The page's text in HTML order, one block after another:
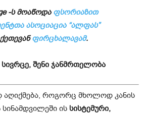
-ს მოაწოდაფსორიაზით
ასოციაცია “ალფას”
ფირცხალავამ.
სივრცე, შენი ჯანმრთელობა
აღიქმება, როგორც მხოლოდ კანის
ის სისტემური,